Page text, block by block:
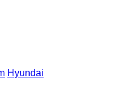
Hyundai